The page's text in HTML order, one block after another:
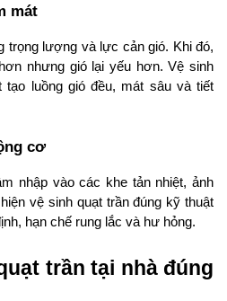
mát
trọng lượng và lực cản gió. Khi đó,
nhưng gió lại yếu hơn. Vệ sinh
tạo luồng gió đều, mát sâu và tiết
cơ
nhập vào các khe tản nhiệt, ảnh
vệ sinh quạt trần đúng kỹ thuật
hạn chế rung lắc và hư hỏng.
trần tại nhà đúng